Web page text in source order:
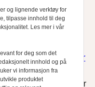
og
Vær
presseskikk, som
har ikke ansvar
og lignende verktøy for
tilpasse innhold til deg
Les mer i vår
for deg som det
innhold og på
vi informasjon fra
produktet